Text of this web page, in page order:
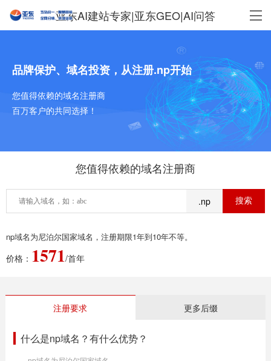
亚东AI建站专家|亚东GEO|AI问答
品牌保护、域名投资，从注册.np开始
您值得依赖的域名注册商
百万客户的共同选择！
您值得依赖的域名注册商
.np
np域名为尼泊尔国家域名，注册期限1年到10年不等。
价格： 1571/首年
注册要求 更多后缀
什么是np域名？有什么优势？